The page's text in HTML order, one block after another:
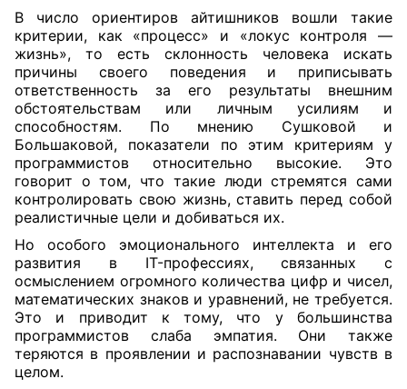
В число ориентиров айтишников вошли такие
критерии, как «процесс» и «локус контроля —
жизнь», то есть склонность человека искать
причины своего поведения и приписывать
ответственность за его результаты внешним
обстоятельствам или личным усилиям и
способностям. По мнению Сушковой и
Большаковой, показатели по этим критериям у
программистов относительно высокие. Это
говорит о том, что такие люди стремятся сами
контролировать свою жизнь, ставить перед собой
реалистичные цели и добиваться их.
Но особого эмоционального интеллекта и его
развития в IT-профессиях, связанных с
осмыслением огромного количества цифр и чисел,
математических знаков и уравнений, не требуется.
Это и приводит к тому, что у большинства
программистов слаба эмпатия. Они также
теряются в проявлении и распознавании чувств в
целом.